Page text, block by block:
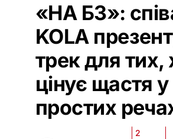
«НА БЗ»:
KOLA
трек для тих,
цінує щастя у
простих
2